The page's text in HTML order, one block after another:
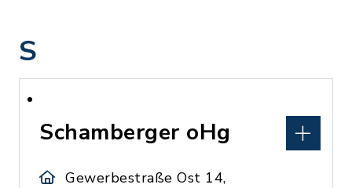
S
Schamberger oHg
Gewerbestraße Ost 14,